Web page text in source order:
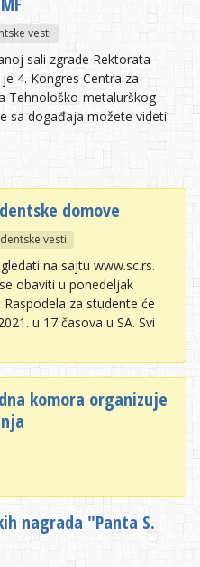
vesti
sali zgrade Rektorata
4. Kongres Centra za
Tehnološko-metalurškog
sa događaja možete videti
domove
vesti
na sajtu www.sc.rs.
obaviti u ponedeljak
za studente će
u 17 časova u SA. Svi
komora organizuje
nagrada "Panta S.